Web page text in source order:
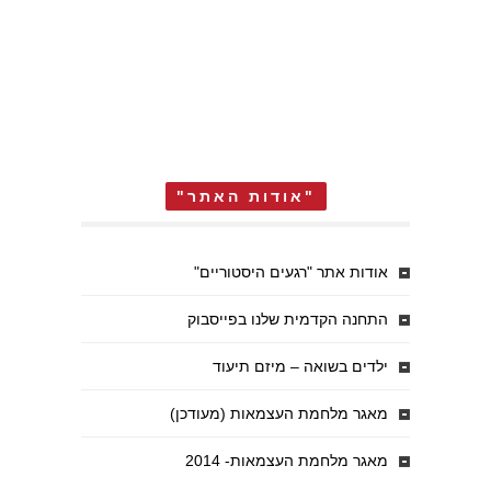
"אודות האתר"
אודות אתר "רגעים היסטוריים"
התחנה הקדמית שלנו בפייסבוק
ילדים בשואה – מיזם תיעוד
מאגר מלחמת העצמאות (מעודכן)
מאגר מלחמת העצמאות- 2014